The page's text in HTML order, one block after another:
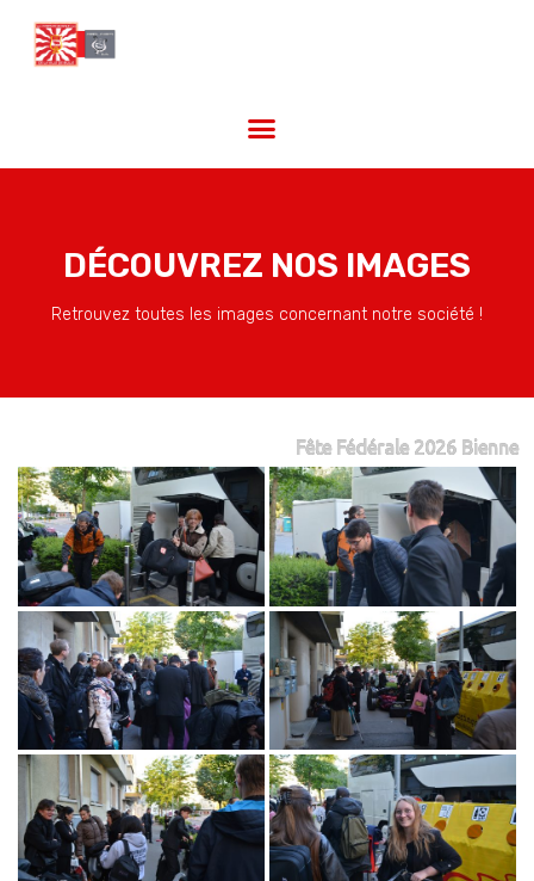
DÉCOUVREZ NOS IMAGES
Retrouvez toutes les images concernant notre société !
Fête Fédérale 2026 Bienne